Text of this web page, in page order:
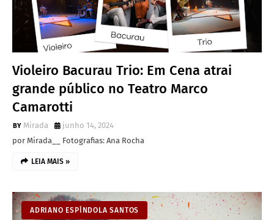
Violeiro Bacurau Trio: Em Cena atrai
grande público no Teatro Marco
Camarotti
Mirada
junho 14, 2024
por Mirada__ Fotografias: Ana Rocha
LEIA MAIS »
ADRIANO ESPÍNDOLA SANTOS